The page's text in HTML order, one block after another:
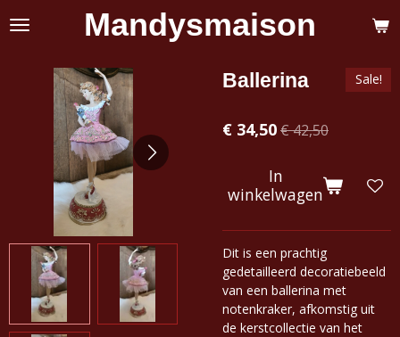
Ga
direct
hoofdinhoud
Mandysmaison
Ballerina Sale!
€ 34,50€ 42,50
In
winkelwagen
Dit is een prachtig
gedetailleerd decoratiebeeld
van een ballerina met
notenkraker, afkomstig uit
de kerstcollectie van het